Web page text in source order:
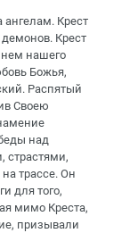
ангелам. Крест
Крест
нашего
Божья,
Распятый
Своею
над
страстями,
трассе. Он
для того,
мимо Креста,
призывали